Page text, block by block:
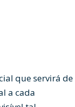
que servirá de
a cada